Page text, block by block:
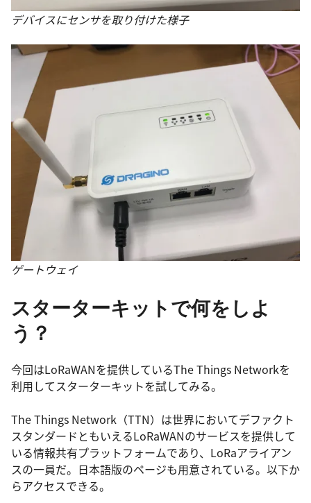
デバイスにセンサを取り付けた様子
ゲートウェイ
スターターキットで何をしよ
う？
今回はLoRaWANを提供しているThe Things Networkを
利用してスターターキットを試してみる。
The Things Network（TTN）は世界においてデファクト
スタンダードともいえるLoRaWANのサービスを提供して
いる情報共有プラットフォームであり、LoRaアライアン
スの一員だ。日本語版のページも用意されている。以下か
らアクセスできる。